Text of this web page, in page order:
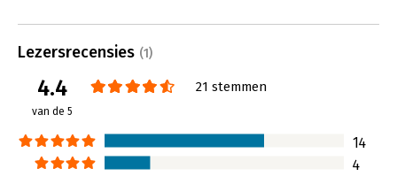
werken.
Lezersrecensies (1)
4.4
van de 5
21 stemmen
14
4